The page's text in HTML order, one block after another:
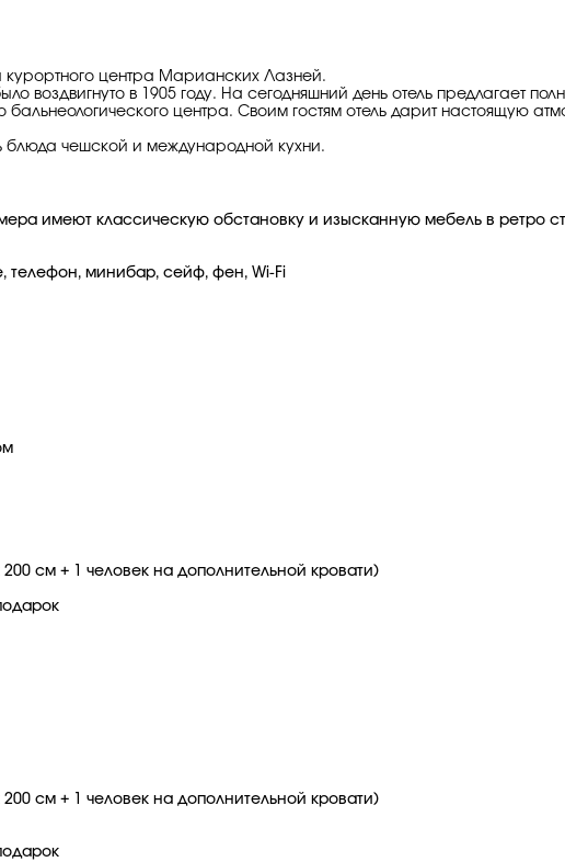
курортного центра Марианских Лазней.
воздвигнуто в 1905 году. На сегодняшний день отель предлагает
центра. Своим гостям отель дарит настоящую
блюда чешской и международной кухни.
имеют классическую обстановку и изысканную мебель в ретро
телефон, минибар, сейф, фен, Wi-Fi
см + 1 человек на дополнительной кровати)
см + 1 человек на дополнительной кровати)